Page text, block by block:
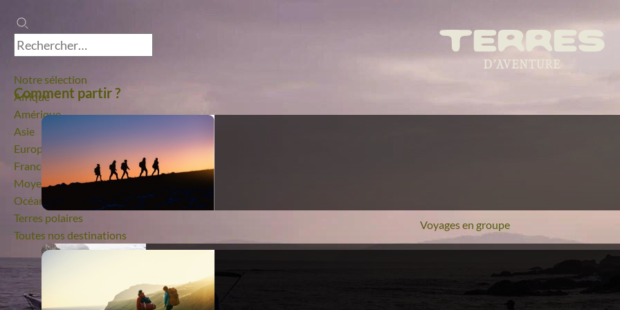
Notre sélection
Afrique
Amérique
Asie
Europe
France
Moyen-Orient
Océanie
Terres polaires
Toutes nos destinations
Comment partir ?
Voyages en groupe